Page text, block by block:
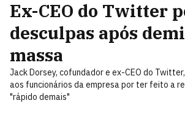
Ex-CEO do Twitter
desculpas após
massa
Jack Dorsey, cofundador e ex-CEO do
aos funcionários da empresa por ter feito a
"rápido demais"